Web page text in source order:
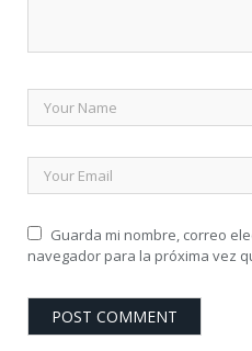
Guarda mi nombre, correo
navegador para la próxima vez